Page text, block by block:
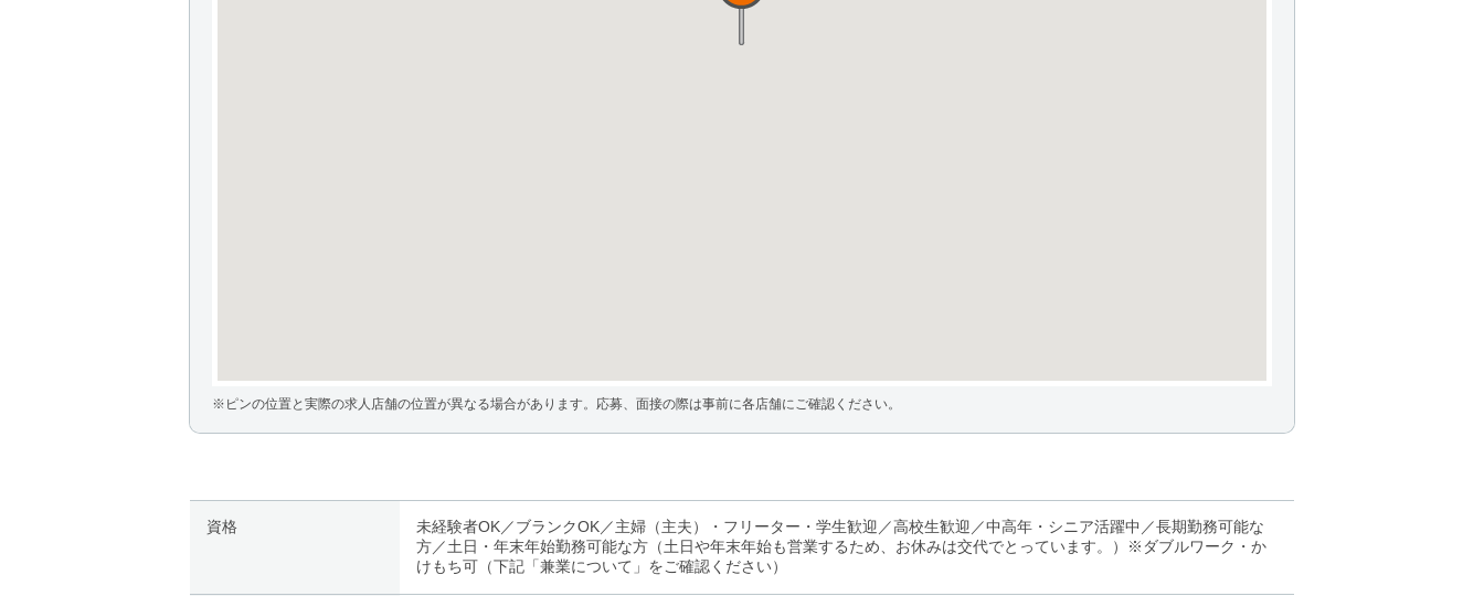
※ピンの位置と実際の求人店舗の位置が異なる場合があります。応募、面接の際は事前に各店舗にご確認ください。
資格
未経験者OK／ブランクOK／主婦（主夫）・フリーター・学生歓迎／高校生歓迎／中高年・シニア活躍中／長期勤務可能な
方／土日・年末年始勤務可能な方（土日や年末年始も営業するため、お休みは交代でとっています。）※ダブルワーク・か
けもち可（下記「兼業について」をご確認ください）